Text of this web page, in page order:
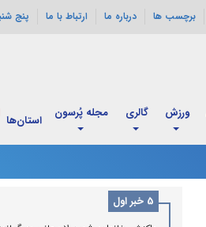
برچسب ها درباره ما ارتباط با ما پنج شنبه 15
ورزش گالری مجله پُرسون استان‌ها
5 خبر اول